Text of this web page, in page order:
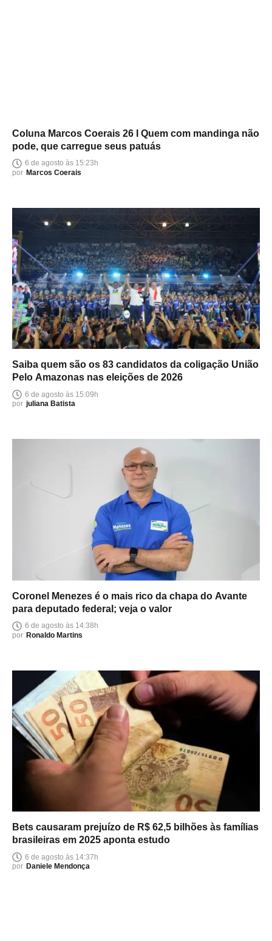
Coluna Marcos Coerais 26 I Quem com mandinga não
pode, que carregue seus patuás
6 de agosto às 15:23h
por Marcos Coerais
Saiba quem são os 83 candidatos da coligação União
Pelo Amazonas nas eleições de 2026
6 de agosto às 15:09h
por juliana Batista
Coronel Menezes é o mais rico da chapa do Avante
para deputado federal; veja o valor
6 de agosto às 14:38h
por Ronaldo Martins
Bets causaram prejuízo de R$ 62,5 bilhões às famílias
brasileiras em 2025 aponta estudo
6 de agosto às 14:37h
por Daniele Mendonça